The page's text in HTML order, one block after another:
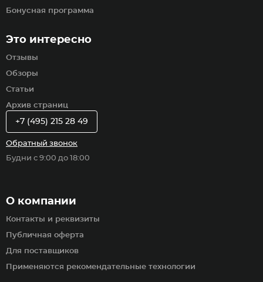
Бонусная программа
Это интересно
Отзывы
Обзоры
Статьи
Архив страниц
О компании
Контакты и реквизиты
Публичная оферта
Для поставщиков
Применяются рекомендательные технологии
+7 (495) 215 28 49
Обратный звонок
Будни с 9:00 до 18:00